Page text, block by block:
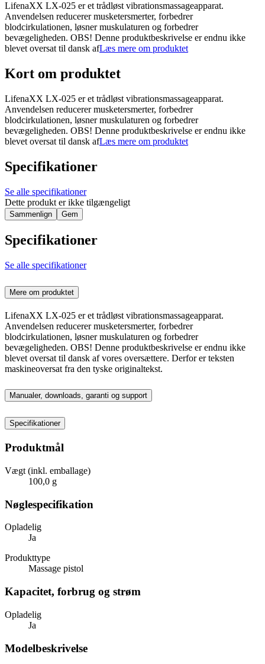
LifenaXX LX-025 er et trådløst vibrationsmassageapparat.
Anvendelsen reducerer musketersmerter, forbedrer
blodcirkulationen, løsner muskulaturen og forbedrer
bevægeligheden. OBS! Denne produktbeskrivelse er endnu ikke
blevet oversat til dansk afLæs mere om produktet
Kort om produktet
LifenaXX LX-025 er et trådløst vibrationsmassageapparat.
Anvendelsen reducerer musketersmerter, forbedrer
blodcirkulationen, løsner muskulaturen og forbedrer
bevægeligheden. OBS! Denne produktbeskrivelse er endnu ikke
blevet oversat til dansk afLæs mere om produktet
Specifikationer
Se alle specifikationer
Dette produkt er ikke tilgængeligt
Sammenlign Gem
Specifikationer
Se alle specifikationer
Mere om produktet
LifenaXX LX-025 er et trådløst vibrationsmassageapparat.
Anvendelsen reducerer musketersmerter, forbedrer
blodcirkulationen, løsner muskulaturen og forbedrer
bevægeligheden. OBS! Denne produktbeskrivelse er endnu ikke
blevet oversat til dansk af vores oversættere. Derfor er teksten
maskineoversat fra den tyske originaltekst.
Manualer, downloads, garanti og support
Specifikationer
Produktmål
Vægt (inkl. emballage)
100,0 g
Nøglespecifikation
Opladelig
Ja
Produkttype
Massage pistol
Kapacitet, forbrug og strøm
Opladelig
Ja
Modelbeskrivelse